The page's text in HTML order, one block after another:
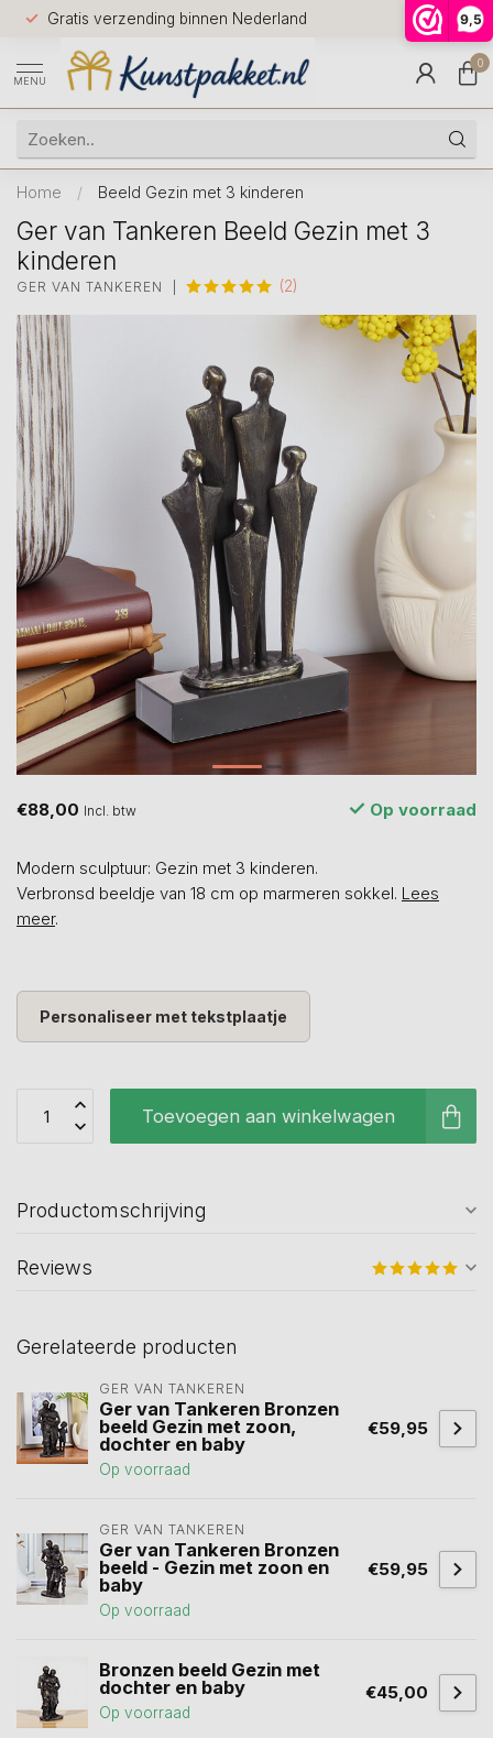
9,5
Gratis verzending binnen Nederland
Voor
huis
9.5
MENU
0
Home / Beeld Gezin met 3 kinderen
Ger van Tankeren Beeld Gezin met 3
kinderen
GER VAN TANKEREN (2)
€88,00 Incl. btw Op voorraad
Modern sculptuur: Gezin met 3 kinderen.
Verbronsd beeldje van 18 cm op marmeren sokkel. Lees
meer.
Personaliseer met tekstplaatje
Toevoegen aan winkelwagen
Productomschrijving
Reviews
Gerelateerde producten
GER VAN TANKEREN
Ger van Tankeren Bronzen
beeld Gezin met zoon,
dochter en baby
Op voorraad
€59,95
GER VAN TANKEREN
Ger van Tankeren Bronzen
beeld - Gezin met zoon en
baby
Op voorraad
€59,95
Bronzen beeld Gezin met
dochter en baby
Op voorraad
€45,00